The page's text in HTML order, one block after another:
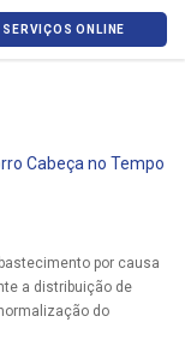
SERVIÇOS ONLINE
Cabeça no Tempo
por causa
a distribuição de
do